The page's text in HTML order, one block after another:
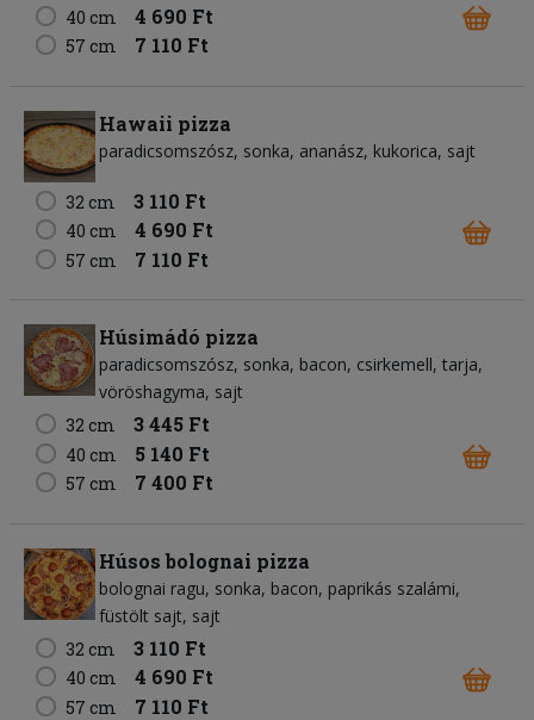
40 cm 4 690 Ft
57 cm 7 110 Ft
Hawaii pizza
paradicsomszósz sonka ananász kukorica sajt
32 cm 3 110 Ft
40 cm 4 690 Ft
57 cm 7 110 Ft
Húsimádó pizza
paradicsomszósz sonka bacon csirkemell tarja
vöröshagyma sajt
32 cm
3 445 Ft
40 cm 5 140 Ft
57 cm 7 400 Ft
Húsos bolognai pizza
bolognai ragu sonka bacon paprikás szalámi
füstölt sajt sajt
32 cm
3 110 Ft
40 cm 4 690 Ft
57 cm 7 110 Ft